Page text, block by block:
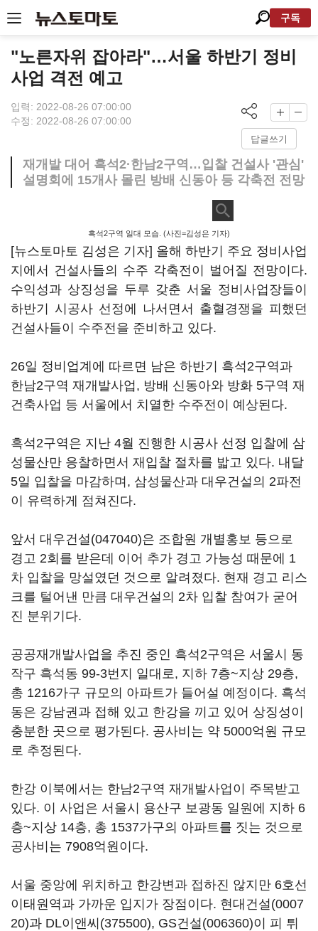
구독
"노른자위 잡아라"…서울 하반기 정비
사업 격전 예고
입력: 2022-08-26 07:00:00
수정: 2022-08-26 07:00:00
답글쓰기
재개발 대어 흑석2·한남2구역…입찰 건설사 '관심'
설명회에 15개사 몰린 방배 신동아 등 각축전 전망
흑석2구역 일대 모습. (사진=김성은 기자)
[뉴스토마토 김성은 기자] 올해 하반기 주요 정비사업
지에서 건설사들의 수주 각축전이 벌어질 전망이다.
수익성과 상징성을 두루 갖춘 서울 정비사업장들이
하반기 시공사 선정에 나서면서 출혈경쟁을 피했던
건설사들이 수주전을 준비하고 있다.
26일 정비업계에 따르면 남은 하반기 흑석2구역과
한남2구역 재개발사업, 방배 신동아와 방화 5구역 재
건축사업 등 서울에서 치열한 수주전이 예상된다.
흑석2구역은 지난 4월 진행한 시공사 선정 입찰에 삼
성물산만 응찰하면서 재입찰 절차를 밟고 있다. 내달
5일 입찰을 마감하며, 삼성물산과 대우건설의 2파전
이 유력하게 점쳐진다.
앞서 대우건설(047040)은 조합원 개별홍보 등으로
경고 2회를 받은데 이어 추가 경고 가능성 때문에 1
차 입찰을 망설였던 것으로 알려졌다. 현재 경고 리스
크를 털어낸 만큼 대우건설의 2차 입찰 참여가 굳어
진 분위기다.
공공재개발사업을 추진 중인 흑석2구역은 서울시 동
작구 흑석동 99-3번지 일대로, 지하 7층~지상 29층,
총 1216가구 규모의 아파트가 들어설 예정이다. 흑석
동은 강남권과 접해 있고 한강을 끼고 있어 상징성이
충분한 곳으로 평가된다. 공사비는 약 5000억원 규모
로 추정된다.
한강 이북에서는 한남2구역 재개발사업이 주목받고
있다. 이 사업은 서울시 용산구 보광동 일원에 지하 6
층~지상 14층, 총 1537가구의 아파트를 짓는 것으로
공사비는 7908억원이다.
서울 중앙에 위치하고 한강변과 접하진 않지만 6호선
이태원역과 가까운 입지가 장점이다. 현대건설(0007
20)과 DL이앤씨(375500), GS건설(006360)이 피 튀